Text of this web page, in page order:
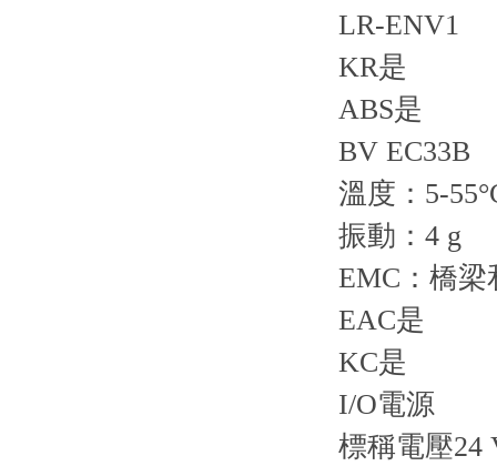
LR-ENV1
KR是
ABS是
BV EC33B
溫度：5-
振動：4 g
EMC：橋梁
EAC是
KC是
I/O電源
標稱電壓24